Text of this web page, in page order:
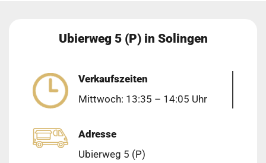
Ubierweg 5 (P) in Solingen
Verkaufszeiten
Mittwoch: 13:35 – 14:05 Uhr
Adresse
Ubierweg 5 (P)